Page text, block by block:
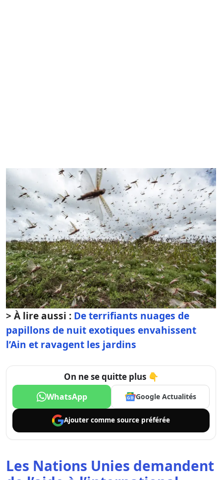
> À lire aussi : De terrifiants nuages de
papillons de nuit exotiques envahissent
l’Ain et ravagent les jardins
On ne se quitte plus 👇
WhatsApp Google Actualités
Ajouter comme source préférée
Les Nations Unies demandent